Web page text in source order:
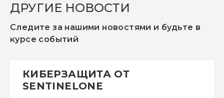
ДРУГИЕ НОВОСТИ
Следите за нашими новостями и будьте в
курсе событий
КИБЕРЗАЩИТА ОТ
SENTINELONE